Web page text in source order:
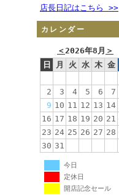
店長日記はこちら >>
カレンダー
＜2026年8月 ＞
日
月 火 水 木 金
2
3 4 5 6 7
9 10 11 12 13 14
16 17 18 19 20 21
23 24 25 26 27 28
30 31
今日
定休日
開店記念セール